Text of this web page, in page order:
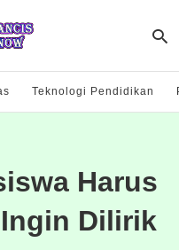
Teknologi Pendidikan
Harus
Dilirik